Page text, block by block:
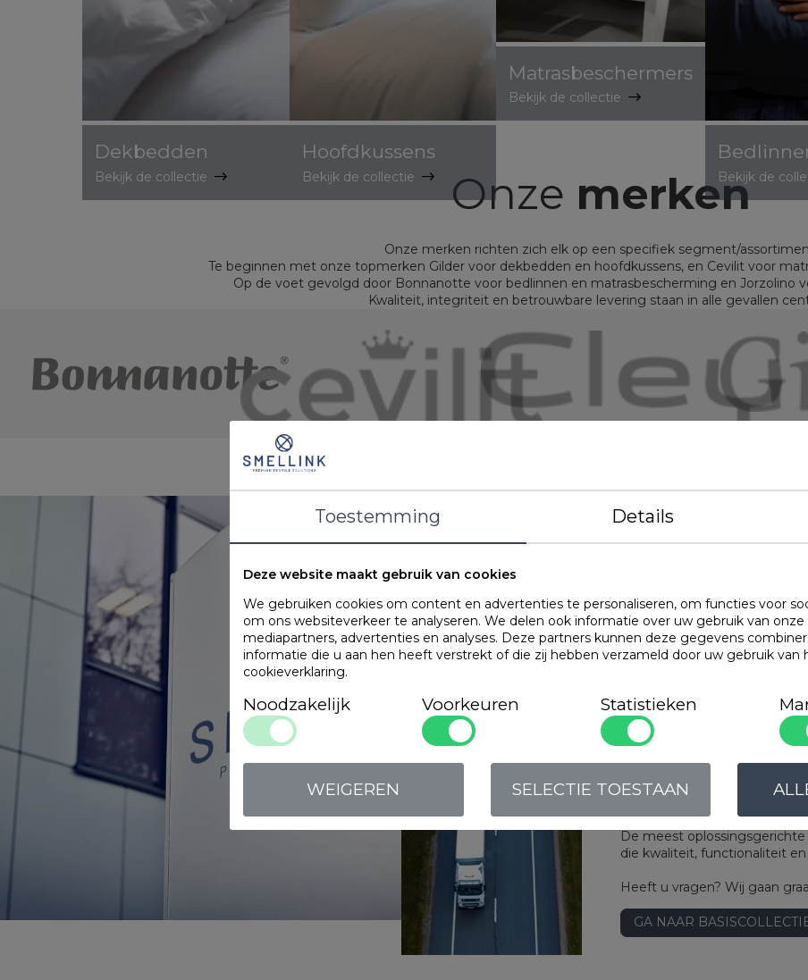
Dekbedden
Bekijk de collectie
Hoofdkussens
Bekijk de collectie
Matrasbeschermers
Bekijk de collectie
Bekijk de
Onze merken
Onze merken richten zich elk op een specifiek segment/
Te beginnen met onze topmerken Gilder voor dekbedden en hoofdkussens, en Cevilit voor
Op de voet gevolgd door Bonnanotte voor bedlinnen en matrasbescherming en Jorzolino
Kwaliteit, integriteit en betrouwbare levering staan in alle gevallen
Met meer dan 35 jaar
breed scala aan bed- en
house ontwikkeld en
inmiddels toonaangevend
als assortiment onder private
Onze missie:
De meest
die kwaliteit, functionaliteit
Heeft u vragen? Wij gaan
GA NAAR
Toestemming Details
Deze website maakt gebruik van cookies
We gebruiken cookies om content en advertenties te personaliseren, om functies voor
om ons websiteverkeer te analyseren. We delen ook informatie over uw gebruik van
mediapartners, advertenties en analyses. Deze partners kunnen deze gegevens
informatie die u aan hen heeft verstrekt of die zij hebben verzameld door uw gebruik van
cookieverklaring.
Noodzakelijk Voorkeuren Statistieken
WEIGEREN SELECTIE TOESTAAN